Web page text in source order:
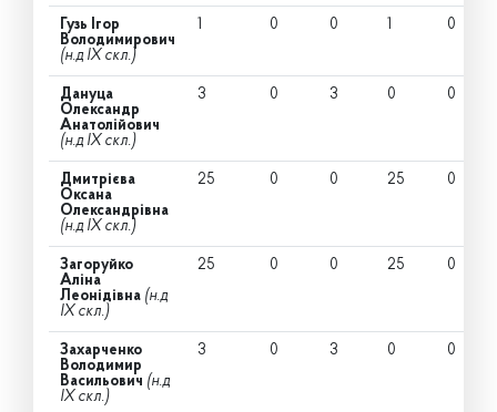
Гузь Ігор
Володимирович
(н.д IX скл.)
1 0 0 1 0
Дануца
Олександр
Анатолійович
(н.д IX скл.)
3 0 3 0 0
Дмитрієва
Оксана
Олександрівна
(н.д IX скл.)
25 0 0 25 0
Загоруйко
Аліна
Леонідівна (н.д
IX скл.)
25 0 0 25 0
Захарченко
Володимир
Васильович (н.д
IX скл.)
3 0 3 0 0